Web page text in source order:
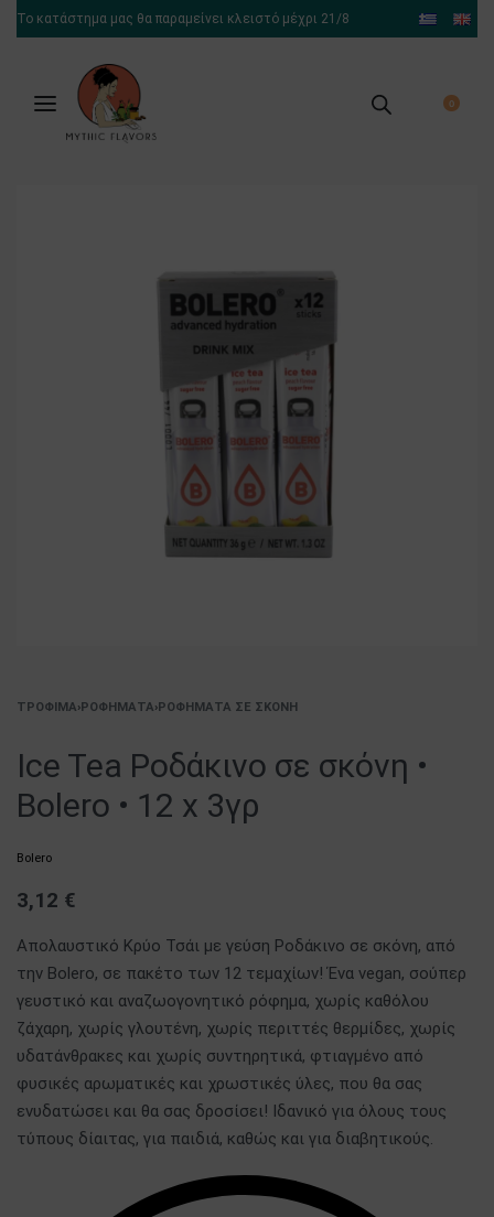
Το κατάστημα μας θα παραμείνει κλειστό μέχρι 21/8
0
ΤΡΌΦΙΜΑ›ΡΟΦΉΜΑΤΑ›ΡΟΦΉΜΑΤΑ ΣΕ ΣΚΌΝΗ
Ice Tea Ροδάκινο σε σκόνη •
Bolero • 12 x 3γρ
Bolero
3,12 €
Απολαυστικό Κρύο Τσάι με γεύση Ροδάκινο σε σκόνη, από
την Bolero, σε πακέτο των 12 τεμαχίων! Ένα vegan, σούπερ
γευστικό και αναζωογονητικό ρόφημα, χωρίς καθόλου
ζάχαρη, χωρίς γλουτένη, χωρίς περιττές θερμίδες, χωρίς
υδατάνθρακες και χωρίς συντηρητικά, φτιαγμένο από
φυσικές αρωματικές και χρωστικές ύλες, που θα σας
ενυδατώσει και θα σας δροσίσει! Ιδανικό για όλους τους
τύπους δίαιτας, για παιδιά, καθώς και για διαβητικούς.